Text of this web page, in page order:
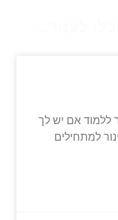
ללמוד אם יש לך
למתחילים